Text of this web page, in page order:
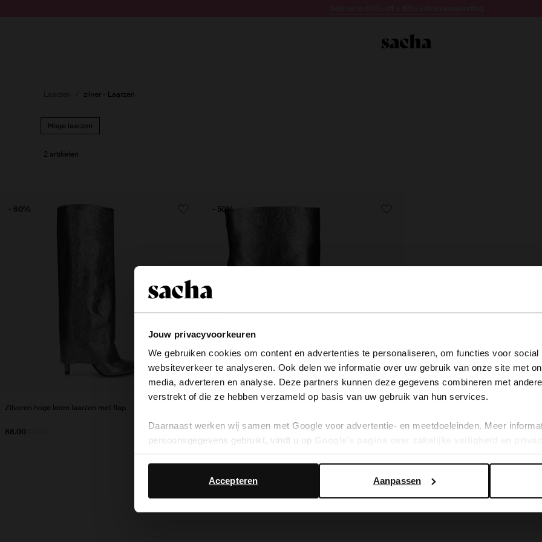
Jouw privacyvoorkeuren
We gebruiken cookies om content en advertenties te personaliseren, om functies voor social
websiteverkeer te analyseren. Ook delen we informatie over uw gebruik van onze site met
media, adverteren en analyse. Deze partners kunnen deze gegevens combineren met
verstrekt of die ze hebben verzameld op basis van uw gebruik van hun services.
Daarnaast werken wij samen met Google voor advertentie- en meetdoeleinden. Meer
persoonsgegevens gebruikt, vindt u op
Aanpassen
Accepteren
zilver - Laarzen
Hoge laarzen
2 artikelen
Zilveren hoge leren laarzen met flap
88.00
- 60%
150.00
75.00
- 50%
View this website in English?
It looks like your language isn't Dutch. Would you like to
switch to English?
Yes, switch to English No, stay in Dutch